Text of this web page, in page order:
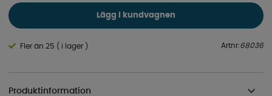
Lägg i kundvagnen
Fler än 25 ( i lager ) Artnr:68036
Produktinformation